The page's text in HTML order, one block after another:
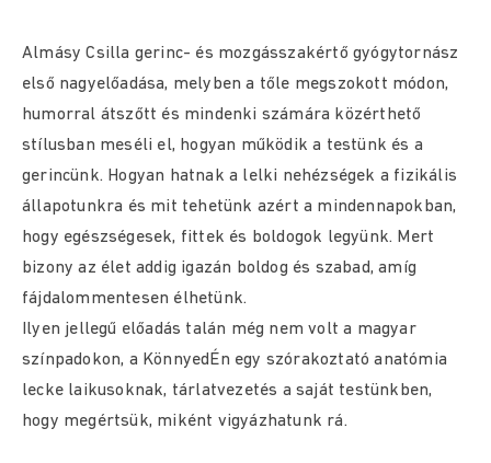
Almásy Csilla gerinc- és mozgásszakértő gyógytornász
első nagyelőadása, melyben a tőle megszokott módon,
humorral átszőtt és mindenki számára közérthető
stílusban meséli el, hogyan működik a testünk és a
gerincünk. Hogyan hatnak a lelki nehézségek a fizikális
állapotunkra és mit tehetünk azért a mindennapokban,
hogy egészségesek, fittek és boldogok legyünk. Mert
bizony az élet addig igazán boldog és szabad, amíg
fájdalommentesen élhetünk.
Ilyen jellegű előadás talán még nem volt a magyar
színpadokon, a KönnyedÉn egy szórakoztató anatómia
lecke laikusoknak, tárlatvezetés a saját testünkben,
hogy megértsük, miként vigyázhatunk rá.